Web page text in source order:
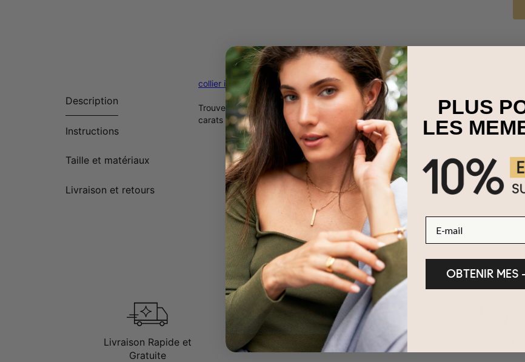
Description
Instructions
Taille et matériaux
Livraison et retours
collier initiale argent peuvent être superposés à d'autres colliers pour un look
Trouvez le collier parfait pour vous faire plaisir ou faire plaisir à votre proche.
carats sera la pièce qui complétera votre tenue.
Livraison Rapide et
Gratuite
Retours sous 100 Jours
PLUS
LES
OBTENIR MES